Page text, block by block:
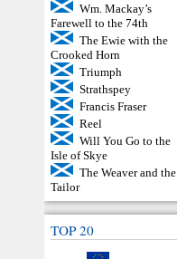
Wm. Mackay’s
Farewell to the 74th
The Ewie with the
Crooked Horn
Triumph
Strathspey
Francis Fraser
Reel
Will You Go to the
Isle of Skye
The Weaver and the
Tailor
TOP 20